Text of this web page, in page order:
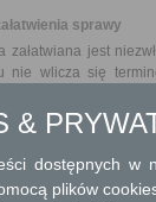
sprawy
załatwiana jest
nie wlicza się
spraw
&
dostępnych w
plików